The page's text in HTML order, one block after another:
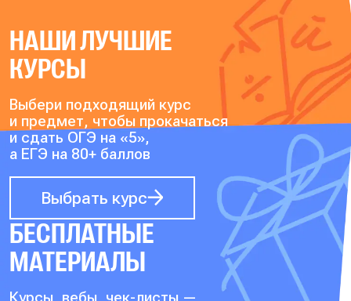
НАШИ ЛУЧШИЕ
КУРСЫ
Выбери подходящий курс
и предмет, чтобы прокачаться
и сдать ОГЭ на «5»,
а ЕГЭ на 80+ баллов
Выбрать курс
БЕСПЛАТНЫЕ
МАТЕРИАЛЫ
Курсы, вебы, чек-листы —